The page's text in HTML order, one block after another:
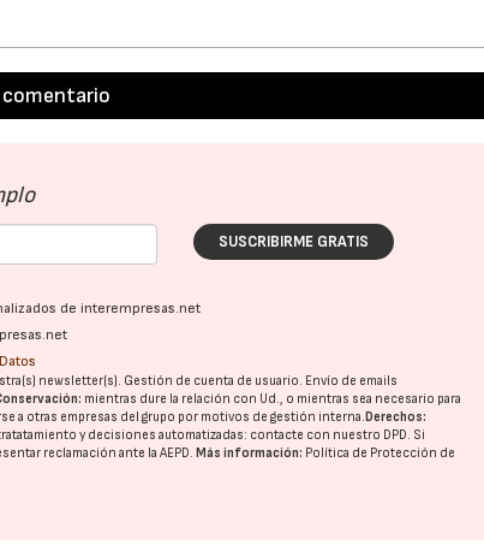
comentario
SUSCRIBIRME GRATIS
de interempresas.net
newsletter(s). Gestión de cuenta de usuario. Envío de emails
mientras dure la relación con Ud., o mientras sea necesario para
a otras empresas del grupo por motivos de gestión interna. Derechos:
y decisiones automatizadas: contacte con nuestro DPD. Si
reclamación ante laAEPD. Más información: Política de Protección de
30/07/2026